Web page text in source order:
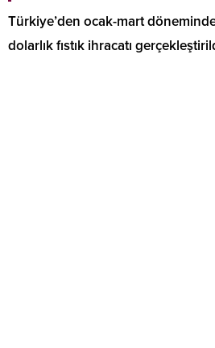
Türkiye’den ocak-mart
dolarlık fıstık ihracatı